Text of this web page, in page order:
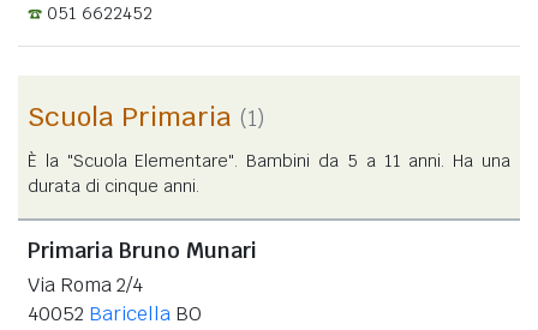
051 6622452
Scuola Primaria (1)
È la "Scuola Elementare". Bambini da 5 a 11 anni. Ha una
durata di cinque anni.
Primaria Bruno Munari
Via Roma 2/4
40052 Baricella BO